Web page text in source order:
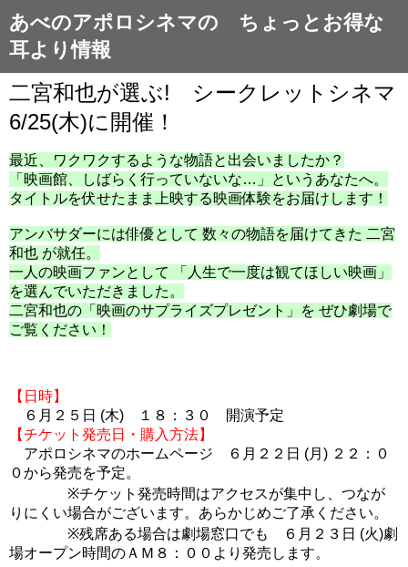
あべのアポロシネマの ちょっとお得な
耳より情報
二宮和也が選ぶ! シークレットシネマ
6/25(木)に開催！
最近、ワクワクするような物語と出会いましたか？
「映画館、しばらく行っていないな…」というあなたへ。
タイトルを伏せたまま上映する映画体験をお届けします！
アンバサダーには俳優として 数々の物語を届けてきた 二宮
和也 が就任。
一人の映画ファンとして
「人生で一度は観てほしい映画」
を選んでいただきました。
二宮和也の「映画のサプライズプレゼント」を ぜひ劇場で
ご覧ください！
【日時】
６ 月２５日 (木) １８：３０ 開演予定
【チケット発売日・購入方法】
アポロシネマのホームページ ６月２２日 (月) ２２：０
０から発売を予定。
※チケット発売時間はアクセスが集中し、つなが
りにくい場合がございます。あらかじめご了承ください。
※残席ある場合は劇場窓口でも ６月２３日 (火)劇
場オープン時間のＡＭ８：００より発売します。